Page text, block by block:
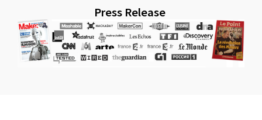
Press Release